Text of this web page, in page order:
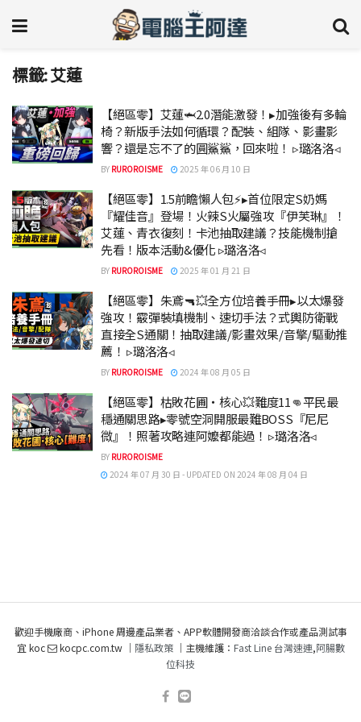
標籤:艾蓮
【絕區零】艾蓮🦈2.0潛能激發！▸加強後有多輪
椅？新版手法如何循環？配裝、組隊、影畫影
響？還是忘不了的圓鯊鯊，回來啦！ ▹璐洛洛◃
BY RUROROISME 2025 年 06 月 10 日
【絕區零】1.5前瞻懶人包⚡▸首位限定S奶媽
『耀佳音』登場！火辣S火屬強攻『伊芙琳』！
艾蓮、青衣復刻！卡池抽取建議？技能機制搶
先看！版本活動&優化 ▹璐洛洛◃
BY RUROROISME 2025 年 01 月 21 日
【絕區零】朱鳶🔫💥全方位培養手冊▸以太爆發
強攻！霰彈裝填機制、速切手法？式輿防衛戰
直接全S通關！抽取建議/影畫效果/音擎/驅動推
薦！ ▹璐洛洛◃
BY RUROROISME 2024 年 08 月 05 日
【絕區零】枯敗花圃‧核心💥難度11👊平民最
穩通關思路▸零號空洞開服最難BOSS『尼尼
微』！照著攻略連阿嬤都能過！ ▹璐洛洛◃
BY RUROROISME
2024 年 07 月 30 日 - UPDATED ON 2024 年 08 月 04 日
歡迎手機廠商、iPhone 周邊產品業者、APP軟體開發商洽談合作或產品測試事
宜 koc
kocpc.com.tw ｜ 隱私政策｜主機維護： Fast Line 台灣速連,阿腸數
位科技